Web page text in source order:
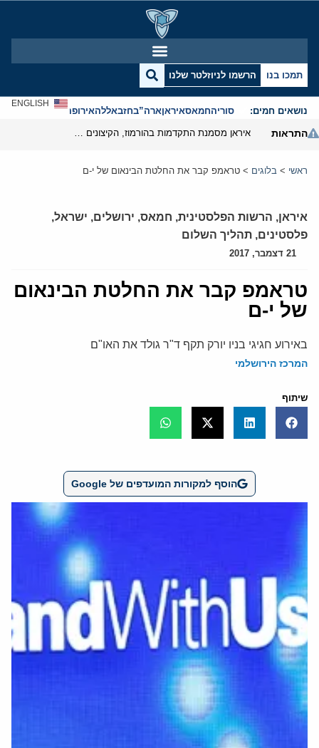
תמכו בנו הרשמו לניוזלטר שלנו
נושאים חמים: סוריהחמאסאיראןארה”בחזבאללהאירופהאנטישמיות
ENGLISH
התראות
ראשי > בלוגים > טראמפ קבר את החלטת הבינאום של י-ם
איראן, הרשות הפלסטינית, חמאס, ירושלים, ישראל,
פלסטינים, תהליך השלום
21 דצמבר, 2017
טראמפ קבר את החלטת הבינאום
של י-ם
באירוע חגיגי בניו יורק תקף ד"ר גולד את האו"ם
המרכז הירושלמי
שיתוף
הוסף למקורות המועדפים של Google